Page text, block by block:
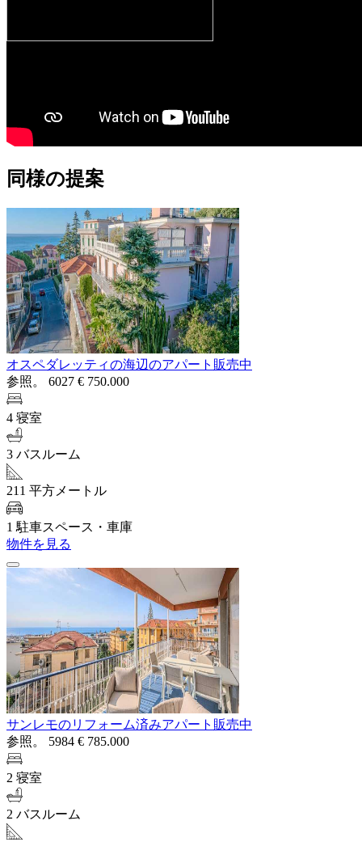
同様の提案
オスペダレッティの海辺のアパート販売中
参照。 6027 € 750.000
4 寝室
3 バスルーム
211 平方メートル
1 駐車スペース・車庫
物件を見る
サンレモのリフォーム済みアパート販売中
参照。 5984 € 785.000
2 寝室
2 バスルーム